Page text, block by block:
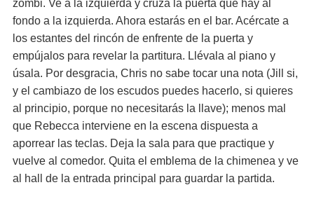
zombi. Ve a la izquierda y cruza la puerta que hay al
fondo a la izquierda. Ahora estarás en el bar. Acércate a
los estantes del rincón de enfrente de la puerta y
empújalos para revelar la partitura. Llévala al piano y
úsala. Por desgracia, Chris no sabe tocar una nota (Jill si,
y el cambiazo de los escudos puedes hacerlo, si quieres
al principio, porque no necesitarás la llave); menos mal
que Rebecca interviene en la escena dispuesta a
aporrear las teclas. Deja la sala para que practique y
vuelve al comedor. Quita el emblema de la chimenea y ve
al hall de la entrada principal para guardar la partida.